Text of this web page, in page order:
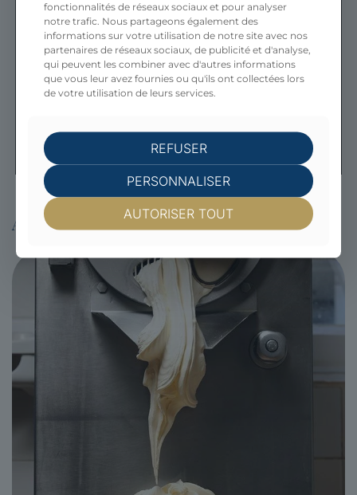
ARTICLES LIÉS
fonctionnalités de réseaux sociaux et pour analyser
notre trafic. Nous partageons également des
informations sur votre utilisation de notre site avec nos
partenaires de réseaux sociaux, de publicité et d'analyse,
qui peuvent les combiner avec d'autres informations
que vous leur avez fournies ou qu'ils ont collectées lors
de votre utilisation de leurs services.
REFUSER
PERSONNALISER
AUTORISER TOUT